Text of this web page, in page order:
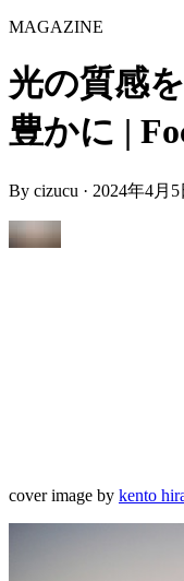
MAGAZINE
光の質感
豊かに |
By cizucu · 2024年4月5
cover image by kento